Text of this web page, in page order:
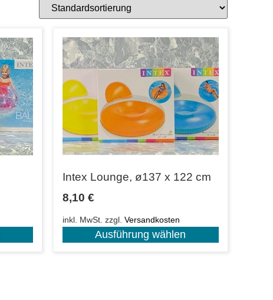
Intex Lounge, ø137 x 122 cm
8,10 €
inkl. MwSt. zzgl. Versandkosten
Ausführung wählen